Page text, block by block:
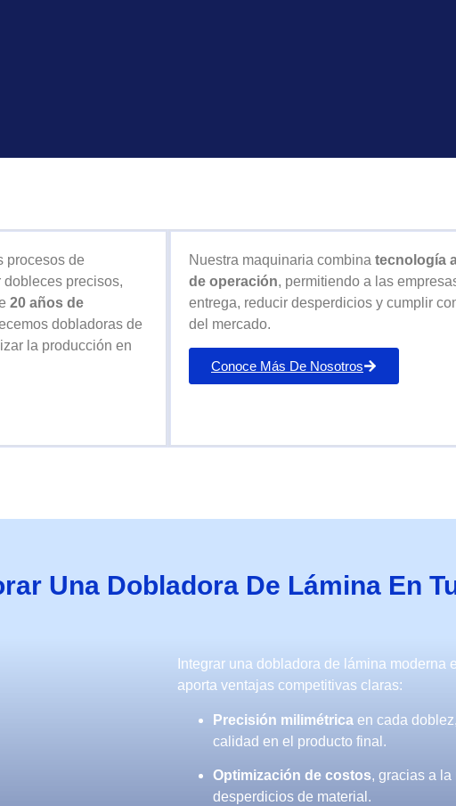
procesos de
precisos,
20 años de
dobladoras de
la producción en
Nuestra maquinaria combina tecnología
de operación, permitiendo a las
entrega, reducir desperdicios y cumplir
del mercado.
Conoce Más De Nosotros
Una Dobladora De Lámina En
Integrar una dobladora de lámina moderna
aporta ventajas competitivas claras:
Precisión milimétrica en cada
calidad en el producto final.
Optimización de costos, gracias a
desperdicios de material.